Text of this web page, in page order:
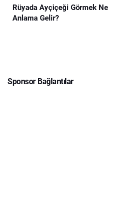
Rüyada Ayçiçeği Görmek Ne
Anlama Gelir?
Sponsor Bağlantılar